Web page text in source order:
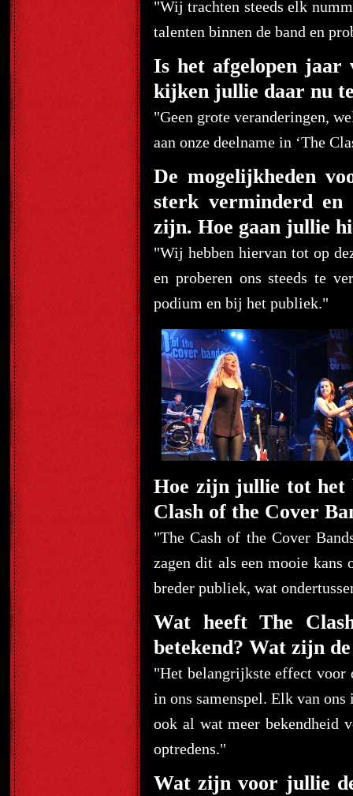
"Wij trachten steeds elk
talenten binnen de band en
Is het afgelopen jaar
kijken jullie daar nu
"Geen grote veranderingen,
aan onze deelname in ‘The
De mogelijkheden
sterk verminderd en
zijn. Hoe gaan jullie
"Wij hebben hiervan tot op
en proberen ons steeds te
podium en bij het publiek."
Hoe zijn jullie tot het
Clash of the Cover
"The Cash of the Cover
zagen dit als een mooie kans
breder publiek, wat
Wat heeft The
betekend? Wat zijn
"Het belangrijkste effect voor
in ons samenspel. Elk van
ook al wat meer bekendheid
optredens."
Wat zijn voor jullie